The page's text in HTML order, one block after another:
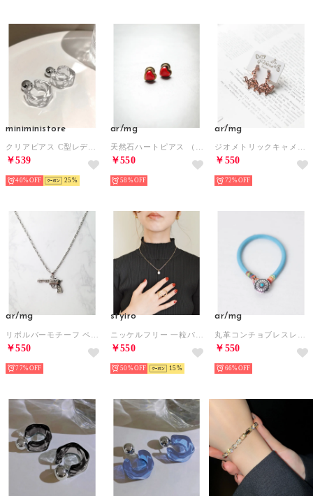
miniministore
￥539
40% 25
ar/mg
￥550
58%
ar/mg
￥550
72%
ar/mg
￥550
77%
styiro
￥550
50% 15
ar/mg
￥550
66%